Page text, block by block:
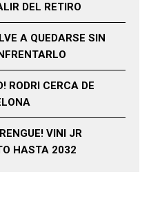
DEL RETIRO
A QUEDARSE SIN
RODRI CERCA DE
VINI JR
HASTA 2032